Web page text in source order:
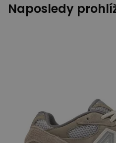
Naposledy